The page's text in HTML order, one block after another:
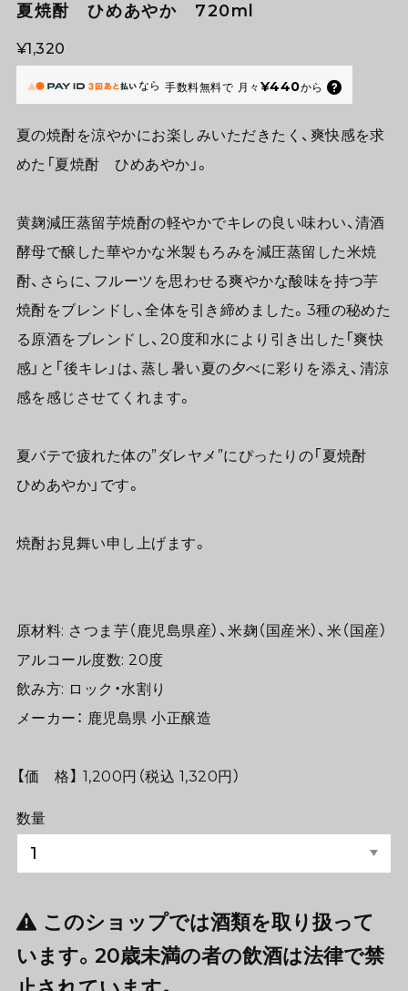
夏焼酎 ひめあやか 720ml
¥1,320
なら 手数料無料で 月々 ¥440から
夏の焼酎を涼やかにお楽しみいただきたく、爽快感を求
めた「夏焼酎 ひめあやか」。
黄麹減圧蒸留芋焼酎の軽やかでキレの良い味わい、清酒
酵母で醸した華やかな米製もろみを減圧蒸留した米焼
酎、さらに、フルーツを思わせる爽やかな酸味を持つ芋
焼酎をブレンドし、全体を引き締めました。3種の秘めた
る原酒をブレンドし、20度和水により引き出した「爽快
感」と「後キレ」は、蒸し暑い夏の夕べに彩りを添え、清涼
感を感じさせてくれます。
夏バテで疲れた体の”ダレヤメ”にぴったりの「夏焼酎
ひめあやか」です。
焼酎お見舞い申し上げます。
原材料: さつま芋（鹿児島県産）、米麹（国産米）、米（国産）
アルコール度数: 20度
飲み方: ロック・水割り
メーカー： 鹿児島県 小正醸造
【価 格】 1,200円（税込 1,320円）
数量
このショップでは酒類を取り扱って
います。20歳未満の者の飲酒は法律で禁